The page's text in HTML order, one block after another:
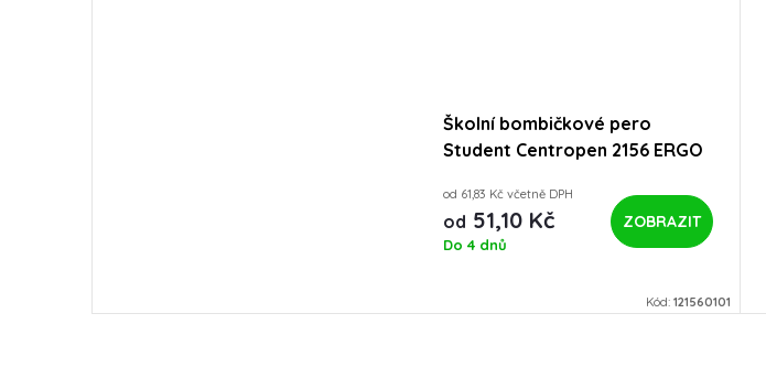
Školní bombičkové pero
Student Centropen 2156 ERGO
od 61,83 Kč včetně DPH
od 51,10 Kč
Do 4 dnů
ZOBRAZIT
Kód: 121560101